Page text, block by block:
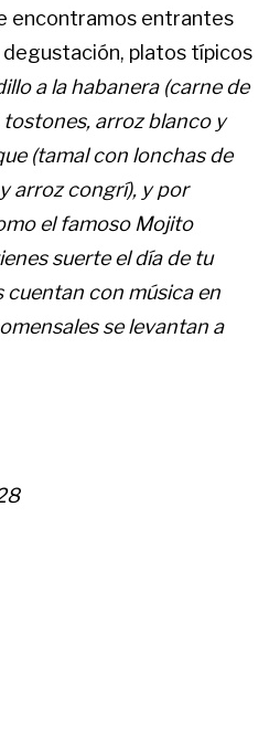
encontramos entrantes
degustación, platos típicos
a la habanera (carne de
arroz blanco y
(tamal con lonchas de
arroz congrí), y por
el famoso Mojito
suerte el día de tu
cuentan con música en
se levantan a